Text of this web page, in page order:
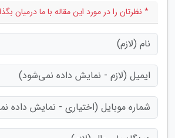
* نظرتان را در مورد این مقاله با ما درمیان